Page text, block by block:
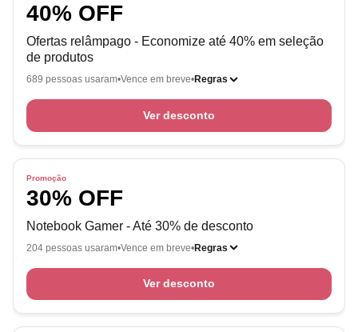
40% OFF
Ofertas relâmpago - Economize até 40% em seleção
de produtos
689 pessoas usaram Vence em breve Regras
Ver desconto
Promoção
30% OFF
Notebook Gamer - Até 30% de desconto
204 pessoas usaram Vence em breve Regras
Ver desconto